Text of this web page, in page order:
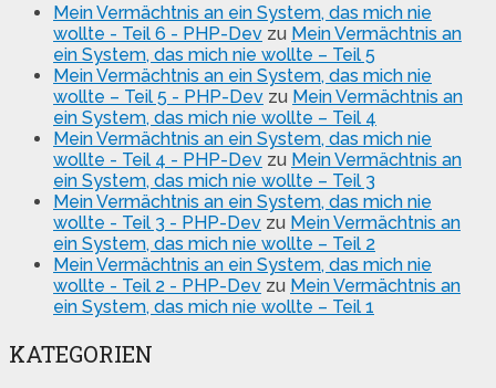
Mein Vermächtnis an ein System, das mich nie
wollte - Teil 6 - PHP-Dev zu Mein Vermächtnis an
ein System, das mich nie wollte – Teil 5
Mein Vermächtnis an ein System, das mich nie
wollte – Teil 5 - PHP-Dev zu Mein Vermächtnis an
ein System, das mich nie wollte – Teil 4
Mein Vermächtnis an ein System, das mich nie
wollte - Teil 4 - PHP-Dev zu Mein Vermächtnis an
ein System, das mich nie wollte – Teil 3
Mein Vermächtnis an ein System, das mich nie
wollte - Teil 3 - PHP-Dev zu Mein Vermächtnis an
ein System, das mich nie wollte – Teil 2
Mein Vermächtnis an ein System, das mich nie
wollte - Teil 2 - PHP-Dev zu Mein Vermächtnis an
ein System, das mich nie wollte – Teil 1
KATEGORIEN